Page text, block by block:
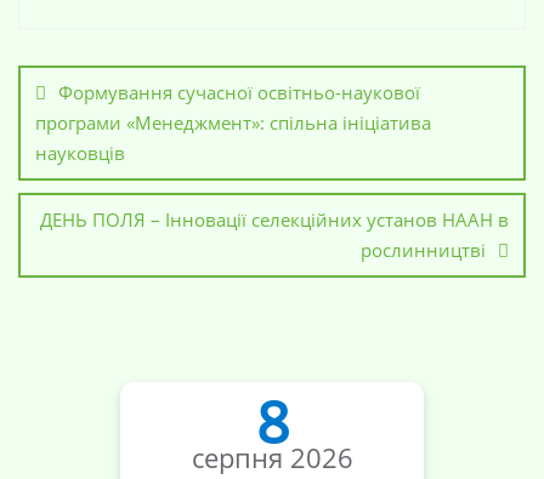
Формування сучасної освітньо-наукової
програми «Менеджмент»: спільна ініціатива
науковців
ДЕНЬ ПОЛЯ – Інновації селекційних установ НААН в
рослинництві
8
серпня 2026